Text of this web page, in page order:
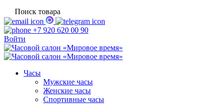
Поиск товара
+7 920 620 00 90
Войти
Часы
Мужские часы
Женские часы
Спортивные часы